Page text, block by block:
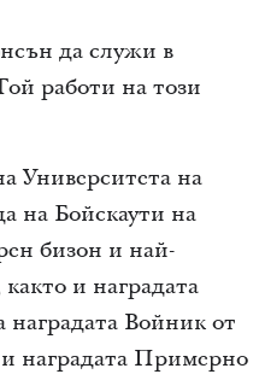
да служи в
работи на този
Университета на
на Бойскаути на
бизон и най-
и наградата
наградата Войник от
наградата Примерно